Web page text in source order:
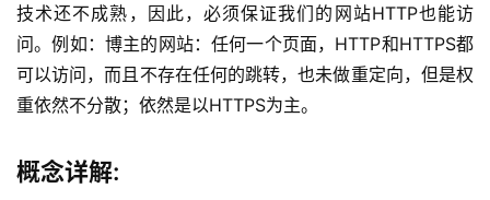
技术还不成熟，因此，必须保证我们的网站HTTP也能访
问。例如：博主的网站：任何一个页面，HTTP和HTTPS都
可以访问，而且不存在任何的跳转，也未做重定向，但是权
重依然不分散；依然是以HTTPS为主。
概念详解: